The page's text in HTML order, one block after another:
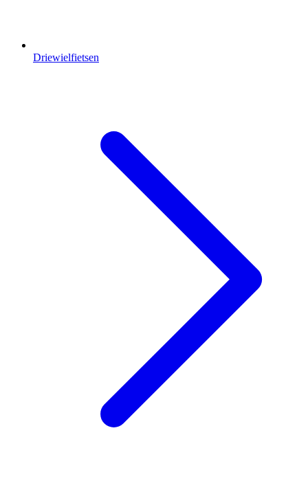
Driewielfietsen